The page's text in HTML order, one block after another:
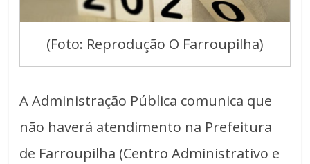
(Foto: Reprodução O Farroupilha)
A Administração Pública comunica que
não haverá atendimento na Prefeitura
de Farroupilha (Centro Administrativo e